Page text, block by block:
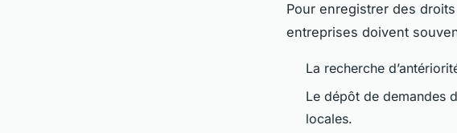
Pour enregistrer des
entreprises doivent
La recherche
Le dépôt de demandes
locales.